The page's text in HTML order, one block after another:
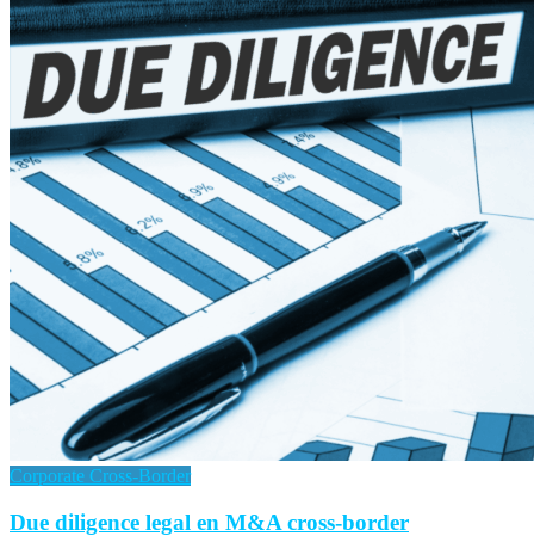
Corporate Cross-Border
Due diligence legal en M&A cross-border